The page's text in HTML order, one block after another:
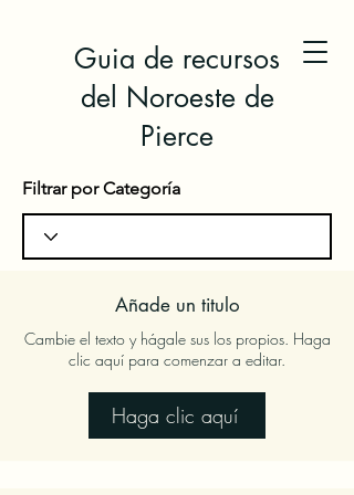
Guia de recursos
del Noroeste de
Pierce
Filtrar por Categoría
Añade un titulo
Cambie el texto y hágale sus los propios. Haga
clic aquí para comenzar a editar.
Haga clic aquí